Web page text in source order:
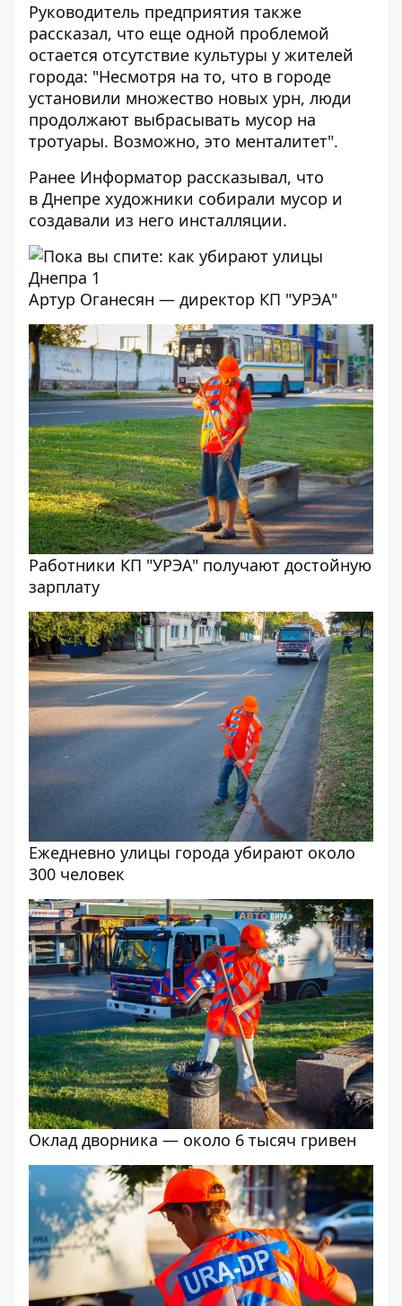
Руководитель предприятия также
рассказал, что еще одной проблемой
остается отсутствие культуры у жителей
города: "Несмотря на то, что в городе
установили множество новых урн, люди
продолжают выбрасывать мусор на
тротуары. Возможно, это менталитет".
Ранее Информатор рассказывал, что
в Днепре художники собирали мусор и
создавали из него инсталляции.
Артур Оганесян — директор КП "УРЭА"
Работники КП "УРЭА" получают достойную
зарплату
Ежедневно улицы города убирают около
300 человек
Оклад дворника — около 6 тысяч гривен